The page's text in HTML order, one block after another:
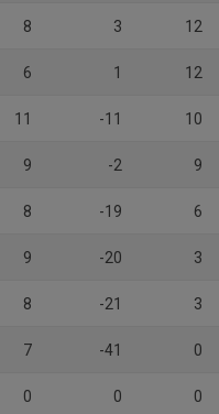
8 3 12
6 1 12
11 -11 10
9 -2 9
8 -19 6
9 -20 3
8 -21 3
7 -41 0
0 0 0